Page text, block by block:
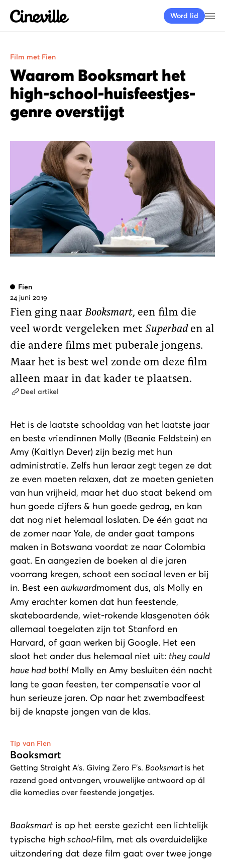
Cineville Logo
Word lid
Film met Fien
Waarom Booksmart het
high-school-huisfeestjes-
genre overstijgt
Fien
24 juni 2019
Fien ging naar Booksmart, een film die
veel wordt vergeleken met Superbaden al
die andere films met puberale jongens.
Maar het is best wel zonde om deze film
alleen maar in dat kader te plaatsen.
Deel artikel
Het is de laatste schooldag van het laatste jaar
en beste vriendinnen Molly (Beanie Feldstein) en
Amy (Kaitlyn Dever) zijn bezig met hun
administratie. Zelfs hun leraar zegt tegen ze dat
ze even moeten relaxen, dat ze moeten genieten
van hun vrijheid, maar het duo staat bekend om
hun goede cijfers & hun goede gedrag, en kan
dat nog niet helemaal loslaten. De één gaat na
de zomer naar Yale, de ander gaat tampons
maken in Botswana voordat ze naar Colombia
gaat. En aangezien de boeken al die jaren
voorrang kregen, schoot een sociaal leven er bij
in. Best een awkwardmoment dus, als Molly en
Amy erachter komen dat hun feestende,
skateboardende, wiet-rokende klasgenoten óók
allemaal toegelaten zijn tot Stanford en
Harvard, of gaan werken bij Google. Het een
sloot het ander dus helemaal niet uit: they could
have had both! Molly en Amy besluiten één nacht
lang te gaan feesten, ter compensatie voor al
hun serieuze jaren. Op naar het zwembadfeest
bij de knapste jongen van de klas.
Tip van Fien
Booksmart
Getting Straight A’s. Giving Zero F’s. Booksmartis het
razend goed ontvangen, vrouwelijke antwoord op ál
die komedies over feestende jongetjes.
Booksmart is op het eerste gezicht een lichtelijk
typische high school-film, met als overduidelijke
uitzondering dat deze film gaat over twee jonge